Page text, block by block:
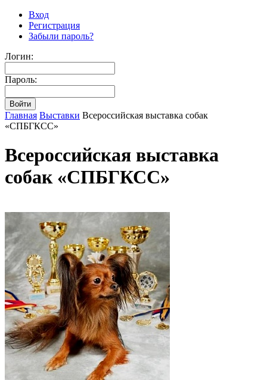
Вход
Регистрация
Забыли пароль?
Логин:
Пароль:
Главная Выставки Всероссийская выставка собак
«СПБГКСС»
Всероссийская выставка
собак «СПБГКСС»